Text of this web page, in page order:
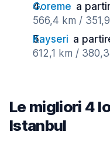
Goreme a
566,4 km /
Kayseri a
612,1 km /
Le migliori 4
Istanbul